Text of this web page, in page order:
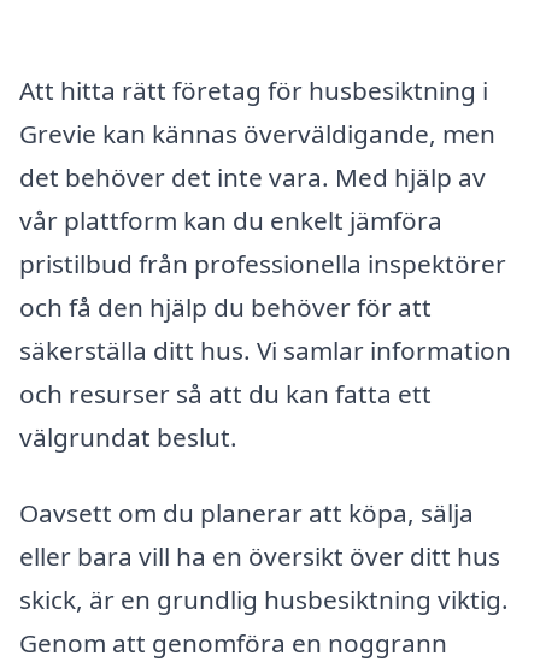
Att hitta rätt företag för husbesiktning i
Grevie kan kännas överväldigande, men
det behöver det inte vara. Med hjälp av
vår plattform kan du enkelt jämföra
pristilbud från professionella inspektörer
och få den hjälp du behöver för att
säkerställa ditt hus. Vi samlar information
och resurser så att du kan fatta ett
välgrundat beslut.
Oavsett om du planerar att köpa, sälja
eller bara vill ha en översikt över ditt hus
skick, är en grundlig husbesiktning viktig.
Genom att genomföra en noggrann